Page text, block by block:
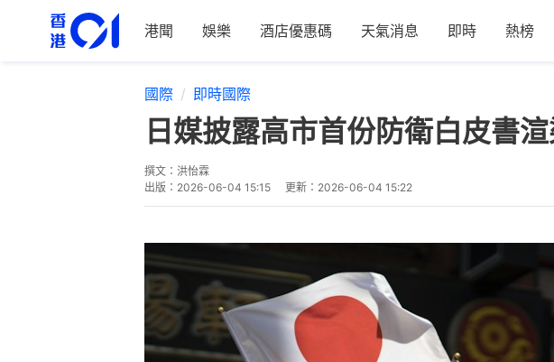
港聞 娛樂 酒店優惠碼 天氣消息 即時 熱榜
國際 即時國際
日媒披露高市首份防衛白皮書
撰文： 洪怡霖
出版： 2026-06-04 15:15 更新： 2026-06-04 15:22